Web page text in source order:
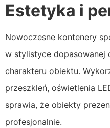
Estetyka i
Nowoczesne kontenery
w stylistyce dopasowanej
charakteru obiektu.
przeszkleń, oświetlenia
sprawia, że obiekty
profesjonalnie.